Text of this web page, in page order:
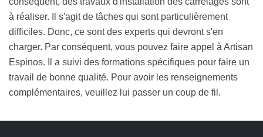
à réaliser. Il s'agit de tâches qui sont particulièrement
difficiles. Donc, ce sont des experts qui devront s'en
charger. Par conséquent, vous pouvez faire appel à Artisan
Espinos. Il a suivi des formations spécifiques pour faire un
travail de bonne qualité. Pour avoir les renseignements
complémentaires, veuillez lui passer un coup de fil.